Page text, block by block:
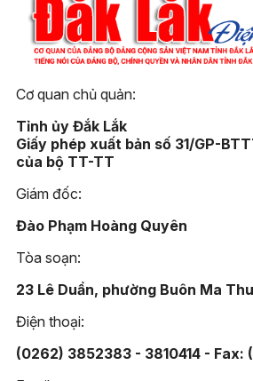
Cơ quan chủ quản:
Tỉnh ủy Đắk Lắk
Giấy phép xuất bản số 31/GP-
của bộ TT-TT
Giám đốc:
Đào Phạm Hoàng Quyên
Tòa soạn:
23 Lê Duẩn, phường Buôn Ma
Điện thoại:
(0262) 3852383 - 3810414 - Fax: